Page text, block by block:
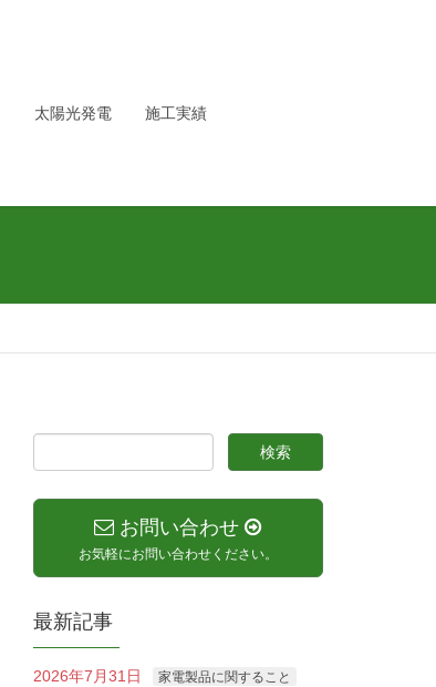
太陽光発電 施工実績
お問い合わせ
お気軽にお問い合わせください。
最新記事
2026年7月31日 家電製品に関すること